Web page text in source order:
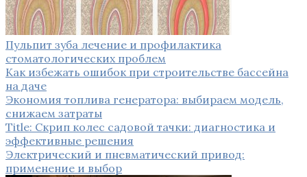
Пульпит зуба лечение и профилактика
стоматологических проблем
Как избежать ошибок при строительстве бассейна
на даче
Экономия топлива генератора: выбираем модель,
снижаем затраты
Title: Скрип колес садовой тачки: диагностика и
эффективные решения
Электрический и пневматический привод:
применение и выбор